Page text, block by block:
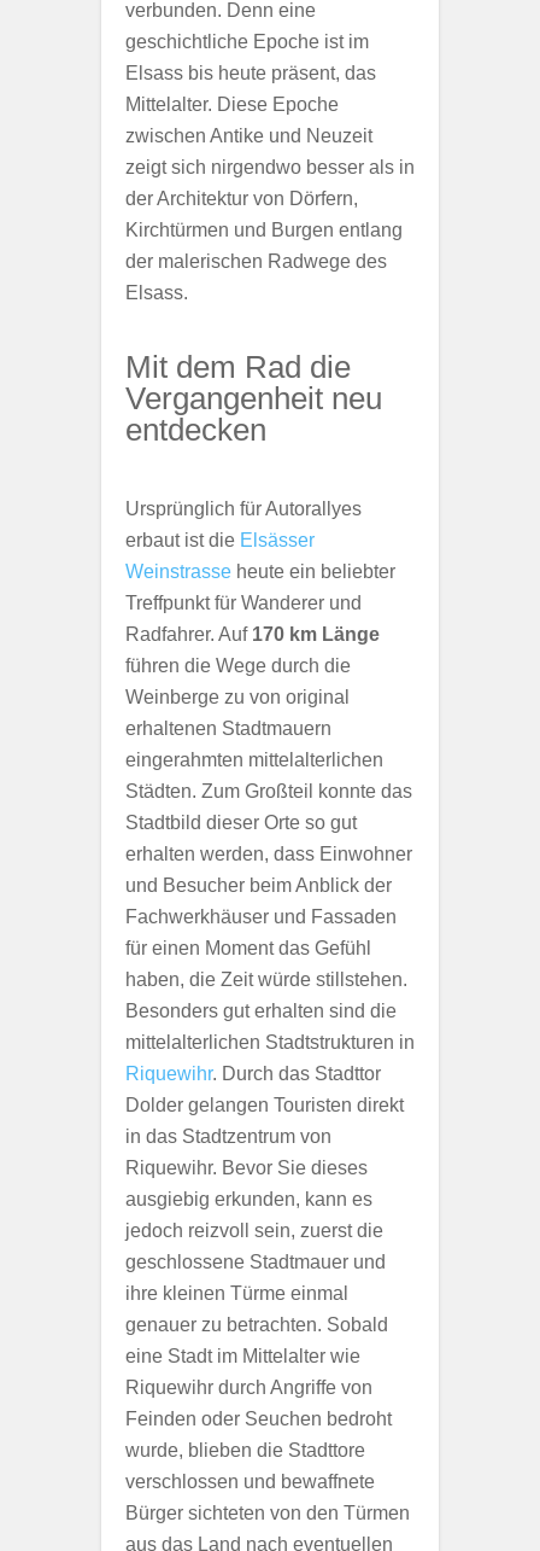
verbunden. Denn eine
geschichtliche Epoche ist im
Elsass bis heute präsent, das
Mittelalter. Diese Epoche
zwischen Antike und Neuzeit
zeigt sich nirgendwo besser als in
der Architektur von Dörfern,
Kirchtürmen und Burgen entlang
der malerischen Radwege des
Elsass.
Mit dem Rad die
Vergangenheit neu
entdecken
Ursprünglich für Autorallyes
erbaut ist die Elsässer
Weinstrasse heute ein beliebter
Treffpunkt für Wanderer und
Radfahrer. Auf 170 km Länge
führen die Wege durch die
Weinberge zu von original
erhaltenen Stadtmauern
eingerahmten mittelalterlichen
Städten. Zum Großteil konnte das
Stadtbild dieser Orte so gut
erhalten werden, dass Einwohner
und Besucher beim Anblick der
Fachwerkhäuser und Fassaden
für einen Moment das Gefühl
haben, die Zeit würde stillstehen.
Besonders gut erhalten sind die
mittelalterlichen Stadtstrukturen in
Riquewihr. Durch das Stadttor
Dolder gelangen Touristen direkt
in das Stadtzentrum von
Riquewihr. Bevor Sie dieses
ausgiebig erkunden, kann es
jedoch reizvoll sein, zuerst die
geschlossene Stadtmauer und
ihre kleinen Türme einmal
genauer zu betrachten. Sobald
eine Stadt im Mittelalter wie
Riquewihr durch Angriffe von
Feinden oder Seuchen bedroht
wurde, blieben die Stadttore
verschlossen und bewaffnete
Bürger sichteten von den Türmen
aus das Land nach eventuellen